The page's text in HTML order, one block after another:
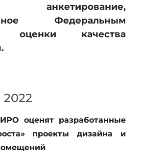
Федеральным
оценки качества
оценят разработанные
проекты дизайна и